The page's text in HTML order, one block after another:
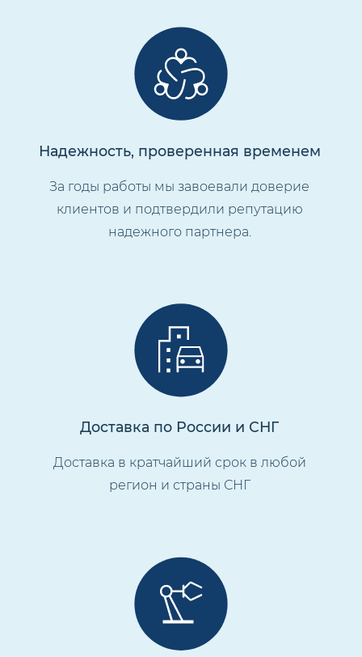
Надежность, проверенная временем
За годы работы мы завоевали доверие
клиентов и подтвердили репутацию
надежного партнера.
Доставка по России и СНГ
Доставка в кратчайший срок в любой
регион и страны СНГ